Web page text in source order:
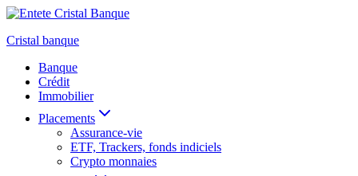
Aller
contenu
Cristal banque
Banque
Crédit
Immobilier
Placements
Assurance-vie
ETF, Trackers, fonds indiciels
Crypto monnaies